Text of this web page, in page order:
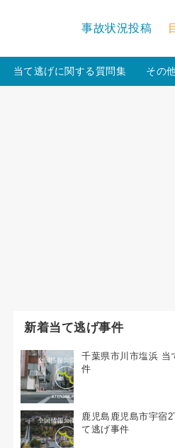
事故状況投稿
当て逃げに関する質問集 その
新着当て逃げ事件
千葉県市川市塩浜 当
件
鹿児島鹿児島市宇宿2
て逃げ事件